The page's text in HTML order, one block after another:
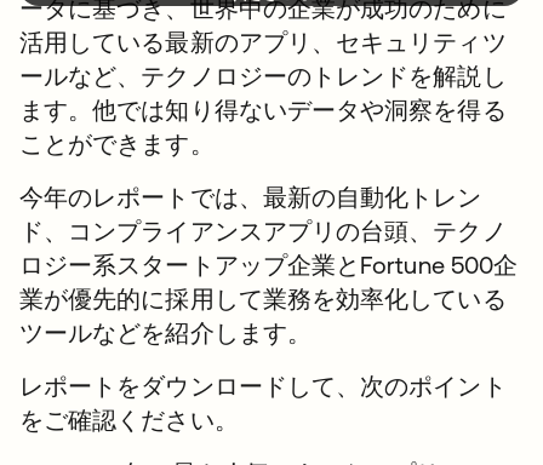
ータに基づき、世界中の企業が成功のために
活用している最新のアプリ、セキュリティツ
ールなど、テクノロジーのトレンドを解説し
ます。他では知り得ないデータや洞察を得る
ことができます。
今年のレポートでは、最新の自動化トレン
ド、コンプライアンスアプリの台頭、テクノ
ロジー系スタートアップ企業とFortune 500企
業が優先的に採用して業務を効率化している
ツールなどを紹介します。
レポートをダウンロードして、次のポイント
をご確認ください。